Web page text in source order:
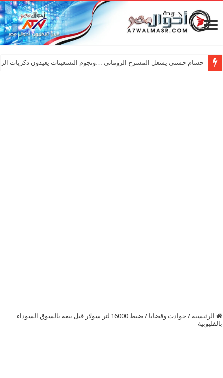
حسام حسني يشعل المسرح الروماني …ونجوم التسعينات يعيدون ذكريات
الرئيسية / حوادث وقضايا /
ضبط 16000 لتر سولار قبل بيعه بالسوق السوداء
بالقليوبية